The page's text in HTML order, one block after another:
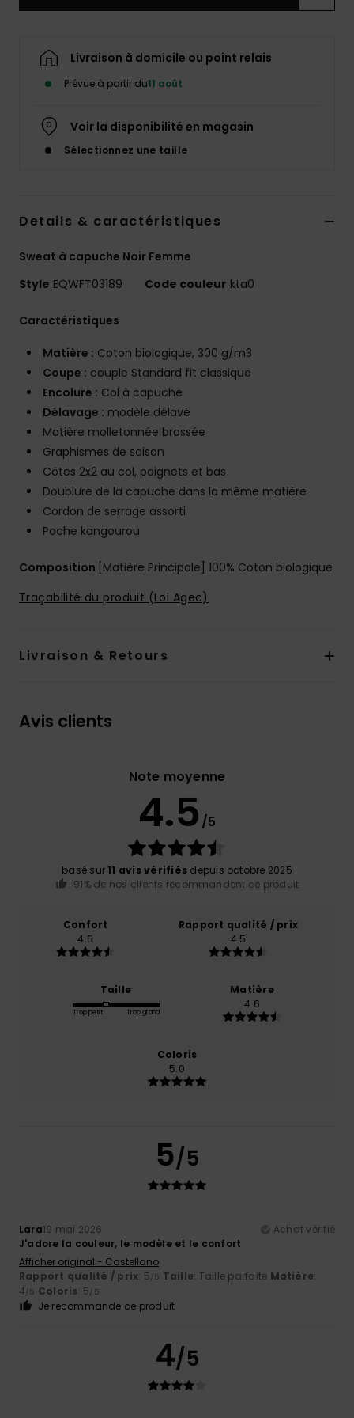
Livraison à domicile ou point relais
Prévue à partir du11 août
Voir la disponibilité en magasin
Sélectionnez une taille
Details & caractéristiques
Sweat à capuche Noir Femme
Style EQWFT03189 Code couleur kta0
Caractéristiques
Matière : Coton biologique, 300 g/m3
Coupe : couple Standard fit classique
Encolure : Col à capuche
Délavage : modèle délavé
Matière molletonnée brossée
Graphismes de saison
Côtes 2x2 au col, poignets et bas
Doublure de la capuche dans la même matière
Cordon de serrage assorti
Poche kangourou
Composition [Matière Principale] 100% Coton biologique
Traçabilité du produit (Loi Agec)
Livraison & Retours
Avis clients
Note moyenne
4.5 /5
basé sur 11 avis vérifiés depuis octobre 2025
91% de nos clients recommandent ce produit
Confort
4.6
Rapport qualité / prix
4.5
Taille
Trop petit Trop grand
Matière
4.6
Coloris
5.0
5/5
Lara19 mai 2026
Achat vérifié
J'adore la couleur, le modèle et le confort
Afficher original - Castellano
Rapport qualité / prix: 5/5 Taille: Taille parfaite Matière:
4/5 Coloris: 5/5
Je recommande ce produit
4/5